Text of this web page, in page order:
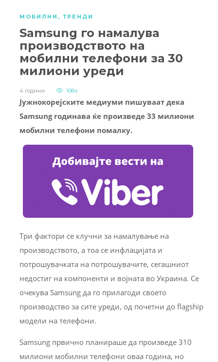
МОБИЛНИ , ТРЕНДИ
Samsung го намалува
производството на
мобилни телефони за 30
милиони уреди
4 години 1084
Јужнокорејските медиуми пишуваат дека
Samsung годинава ќе произведе 33 милиони
мобилни телефони помалку.
Три фактори се клучни за намалување на
производството, а тоа се инфлацијата и
потрошувачката на потрошувачите, сегашниот
недостиг на компоненти и војната во Украина. Се
очекува Samsung да го прилагоди своето
производство за сите уреди, од почетни до flagship
модели на телефони.
Samsung првично планираше да произведе 310
милиони мобилни телефони оваа година, но